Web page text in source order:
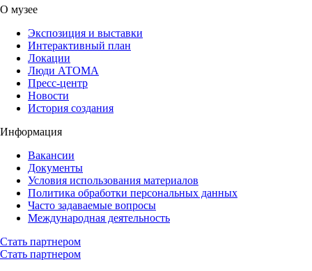
О музее
Экспозиция и выставки
Интерактивный план
Локации
Люди АТОМА
Пресс-центр
Новости
История создания
Информация
Вакансии
Документы
Условия использования материалов
Политика обработки персональных данных
Часто задаваемые вопросы
Международная деятельность
Стать партнером
Стать партнером